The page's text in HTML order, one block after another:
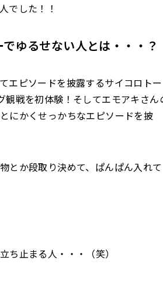
でした！！
ゆるせない人とは・・・？
エピソードを披露するサイコロトー
戦を初体験！そしてエモアキさん
にかくせっかちなエピソードを披
とか段取り決めて、ぱんぱん入れて
ち止まる人・・・（笑）